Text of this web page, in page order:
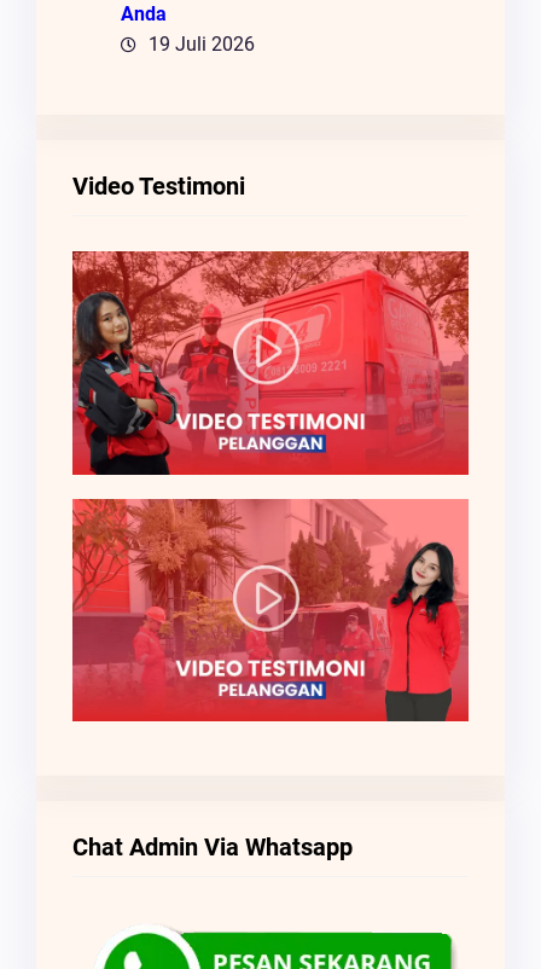
Anda
19 Juli 2026
Video Testimoni
Chat Admin Via Whatsapp